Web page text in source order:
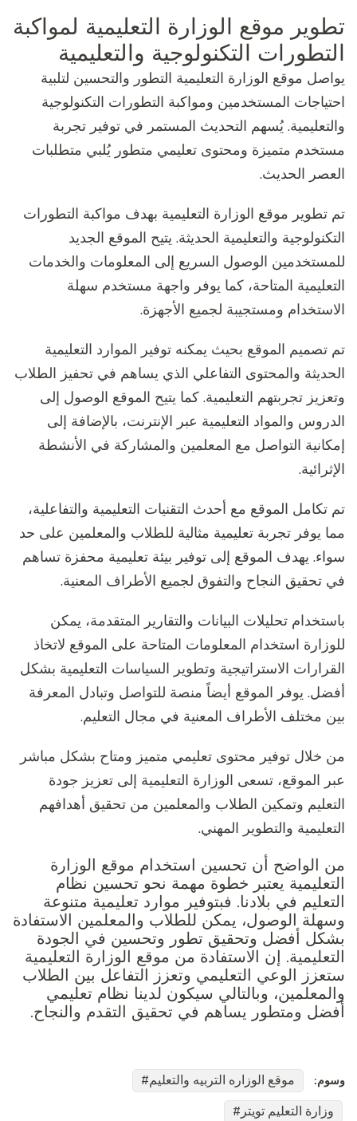
تطوير موقع الوزارة التعليمية لمواكبة
التطورات التكنولوجية والتعليمية
يواصل موقع الوزارة التعليمية التطور والتحسين لتلبية
احتياجات المستخدمين ومواكبة التطورات التكنولوجية
والتعليمية. يُسهم التحديث المستمر في توفير تجربة
مستخدم متميزة ومحتوى تعليمي متطور يُلبي متطلبات
العصر الحديث.
تم تطوير موقع الوزارة التعليمية بهدف مواكبة التطورات
التكنولوجية والتعليمية الحديثة. يتيح الموقع الجديد
للمستخدمين الوصول السريع إلى المعلومات والخدمات
التعليمية المتاحة، كما يوفر واجهة مستخدم سهلة
الاستخدام ومستجيبة لجميع الأجهزة.
تم تصميم الموقع بحيث يمكنه توفير الموارد التعليمية
الحديثة والمحتوى التفاعلي الذي يساهم في تحفيز الطلاب
وتعزيز تجربتهم التعليمية. كما يتيح الموقع الوصول إلى
الدروس والمواد التعليمية عبر الإنترنت، بالإضافة إلى
إمكانية التواصل مع المعلمين والمشاركة في الأنشطة
الإثرائية.
تم تكامل الموقع مع أحدث التقنيات التعليمية والتفاعلية،
مما يوفر تجربة تعليمية مثالية للطلاب والمعلمين على حد
سواء. يهدف الموقع إلى توفير بيئة تعليمية محفزة تساهم
في تحقيق النجاح والتفوق لجميع الأطراف المعنية.
باستخدام تحليلات البيانات والتقارير المتقدمة، يمكن
للوزارة استخدام المعلومات المتاحة على الموقع لاتخاذ
القرارات الاستراتيجية وتطوير السياسات التعليمية بشكل
أفضل. يوفر الموقع أيضاً منصة للتواصل وتبادل المعرفة
بين مختلف الأطراف المعنية في مجال التعليم.
من خلال توفير محتوى تعليمي متميز ومتاح بشكل مباشر
عبر الموقع، تسعى الوزارة التعليمية إلى تعزيز جودة
التعليم وتمكين الطلاب والمعلمين من تحقيق أهدافهم
التعليمية والتطوير المهني.
من الواضح أن تحسين استخدام موقع الوزارة
التعليمية يعتبر خطوة مهمة نحو تحسين نظام
التعليم في بلادنا. فبتوفير موارد تعليمية متنوعة
وسهلة الوصول، يمكن للطلاب والمعلمين الاستفادة
بشكل أفضل وتحقيق تطور وتحسين في الجودة
التعليمية. إن الاستفادة من موقع الوزارة التعليمية
ستعزز الوعي التعليمي وتعزز التفاعل بين الطلاب
والمعلمين، وبالتالي سيكون لدينا نظام تعليمي
أفضل ومتطور يساهم في تحقيق التقدم والنجاح.
وسوم:
موقع الوزاره التربيه والتعليم
وزارة التعليم تويتر